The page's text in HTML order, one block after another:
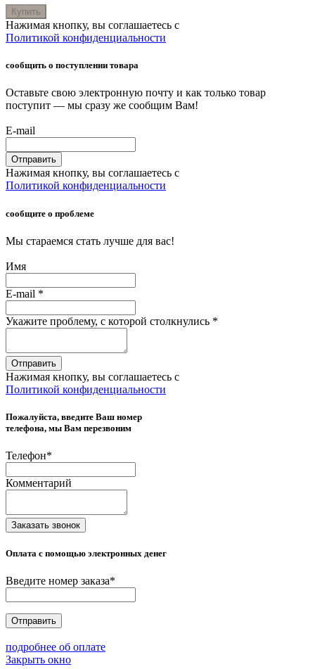
Купить
Нажимая кнопку, вы соглашаетесь с
Политикой конфиденциальности
сообщить о поступлении товара
Оставьте свою электронную почту и как только товар
поступит — мы сразу же сообщим Вам!
E-mail
Отправить
Нажимая кнопку, вы соглашаетесь с
Политикой конфиденциальности
сообщите о проблеме
Мы стараемся стать лучше для вас!
Имя
E-mail *
Укажите проблему, с которой столкнулись *
Отправить
Нажимая кнопку, вы соглашаетесь с
Политикой конфиденциальности
Пожалуйста, введите Ваш номер
телефона, мы Вам перезвоним
Телефон*
Комментарий
Заказать звонок
Оплата с помощью электронных денег
Введите номер заказа*
Отправить
подробнее об оплате
Закрыть окно